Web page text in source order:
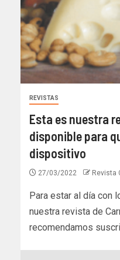
REVISTAS
Esta es nuestra
disponible para
dispositivo
27/03/2022 Revista
Para estar al día con
nuestra revista de
recomendamos